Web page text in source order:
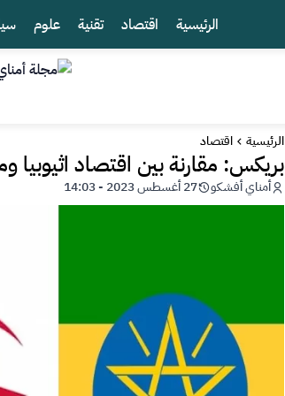
الرئيسية اقتصاد تقنية علوم
الرئيسية اقتصاد
بريكس: مقارنة بين اقتصاد اثيوبيا
أمناي أفشكو 27 أغسطس 2023 - 14:03